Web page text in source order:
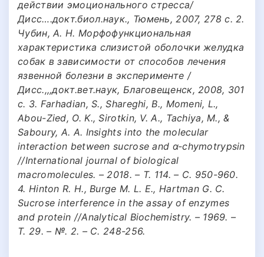
действии эмоционального стресса/
Дисс….докт.биол.наук., Тюмень, 2007, 278 с. 2.
Чубин, А. Н. Морфофункциональная
характеристика слизистой оболочки желудка
собак в зависимости от способов лечения
язвенной болезни в эксперименте /
Дисс.,,,докт.вет.наук, Благовещенск, 2008, 301
с. 3. Farhadian, S., Shareghi, B., Momeni, L.,
Abou-Zied, O. K., Sirotkin, V. A., Tachiya, M., &
Saboury, A. A. Insights into the molecular
interaction between sucrose and α-chymotrypsin
//International journal of biological
macromolecules. – 2018. – Т. 114. – С. 950-960.
4. Hinton R. H., Burge M. L. E., Hartman G. C.
Sucrose interference in the assay of enzymes
and protein //Analytical Biochemistry. – 1969. –
Т. 29. – №. 2. – С. 248-256.